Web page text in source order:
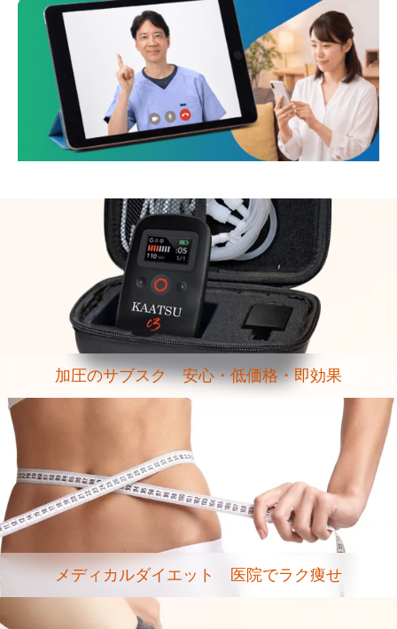
加圧のサブスク 安心・低価格・即効果
メディカルダイエット 医院でラク痩せ